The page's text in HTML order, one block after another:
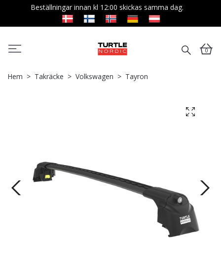
Beställningar innan kl 12:00 skickas samma dag.
0
Hem Takräcke Volkswagen Tayron